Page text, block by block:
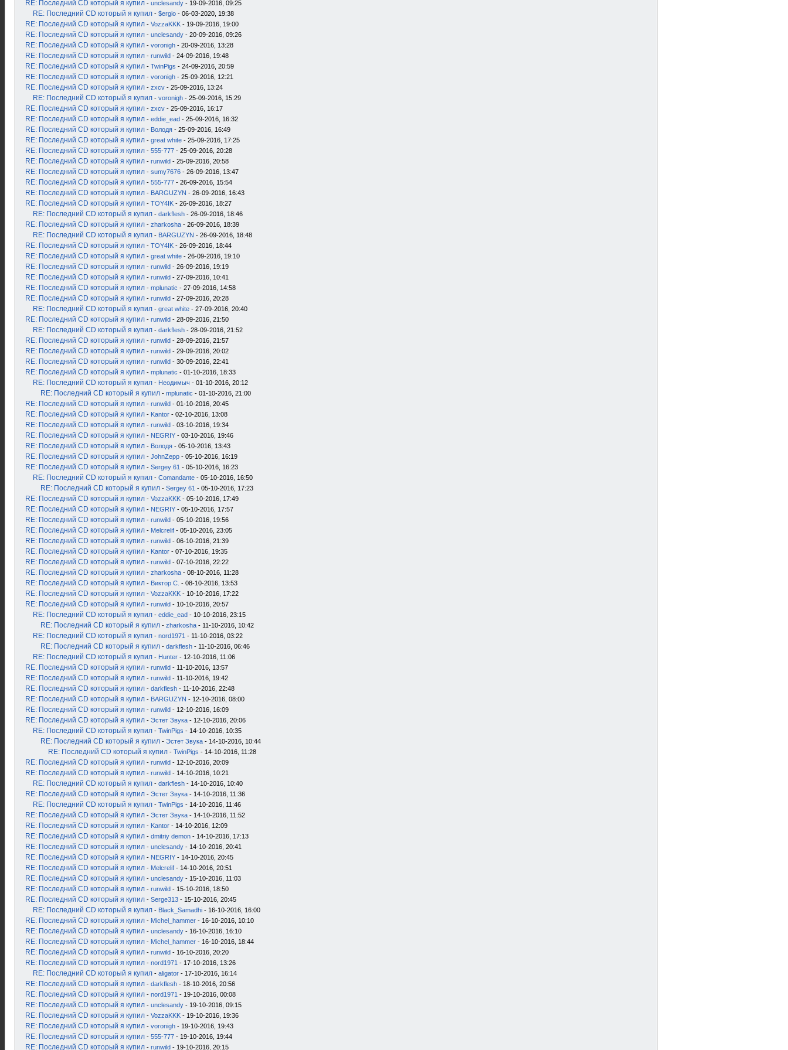
RE: Последний CD который я купил - unclesandy - 19-09-2016, 09:25
RE: Последний CD который я купил - $ergio - 06-03-2020, 19:38
RE: Последний CD который я купил - VozzaKKK - 19-09-2016, 19:00
RE: Последний CD который я купил - unclesandy - 20-09-2016, 09:26
RE: Последний CD который я купил - voronigh - 20-09-2016, 13:28
RE: Последний CD который я купил - runwild - 24-09-2016, 19:48
RE: Последний CD который я купил - TwinPigs - 24-09-2016, 20:59
RE: Последний CD который я купил - voronigh - 25-09-2016, 12:21
RE: Последний CD который я купил - zxcv - 25-09-2016, 13:24
RE: Последний CD который я купил - voronigh - 25-09-2016, 15:29
RE: Последний CD который я купил - zxcv - 25-09-2016, 16:17
RE: Последний CD который я купил - eddie_ead - 25-09-2016, 16:32
RE: Последний CD который я купил - Володя - 25-09-2016, 16:49
RE: Последний CD который я купил - great white - 25-09-2016, 17:25
RE: Последний CD который я купил - 555-777 - 25-09-2016, 20:28
RE: Последний CD который я купил - runwild - 25-09-2016, 20:58
RE: Последний CD который я купил - sumy7676 - 26-09-2016, 13:47
RE: Последний CD который я купил - 555-777 - 26-09-2016, 15:54
RE: Последний CD который я купил - BARGUZYN - 26-09-2016, 16:43
RE: Последний CD который я купил - TOY4IK - 26-09-2016, 18:27
RE: Последний CD который я купил - darkflesh - 26-09-2016, 18:46
RE: Последний CD который я купил - zharkosha - 26-09-2016, 18:39
RE: Последний CD который я купил - BARGUZYN - 26-09-2016, 18:48
RE: Последний CD который я купил - TOY4IK - 26-09-2016, 18:44
RE: Последний CD который я купил - great white - 26-09-2016, 19:10
RE: Последний CD который я купил - runwild - 26-09-2016, 19:19
RE: Последний CD который я купил - runwild - 27-09-2016, 10:41
RE: Последний CD который я купил - mplunatic - 27-09-2016, 14:58
RE: Последний CD который я купил - runwild - 27-09-2016, 20:28
RE: Последний CD который я купил - great white - 27-09-2016, 20:40
RE: Последний CD который я купил - runwild - 28-09-2016, 21:50
RE: Последний CD который я купил - darkflesh - 28-09-2016, 21:52
RE: Последний CD который я купил - runwild - 28-09-2016, 21:57
RE: Последний CD который я купил - runwild - 29-09-2016, 20:02
RE: Последний CD который я купил - runwild - 30-09-2016, 22:41
RE: Последний CD который я купил - mplunatic - 01-10-2016, 18:33
RE: Последний CD который я купил - Неодимыч - 01-10-2016, 20:12
RE: Последний CD который я купил - mplunatic - 01-10-2016, 21:00
RE: Последний CD который я купил - runwild - 01-10-2016, 20:45
RE: Последний CD который я купил - Kantor - 02-10-2016, 13:08
RE: Последний CD который я купил - runwild - 03-10-2016, 19:34
RE: Последний CD который я купил - NEGRIY - 03-10-2016, 19:46
RE: Последний CD который я купил - Володя - 05-10-2016, 13:43
RE: Последний CD который я купил - JohnZepp - 05-10-2016, 16:19
RE: Последний CD который я купил - Sergey 61 - 05-10-2016, 16:23
RE: Последний CD который я купил - Comandante - 05-10-2016, 16:50
RE: Последний CD который я купил - Sergey 61 - 05-10-2016, 17:23
RE: Последний CD который я купил - VozzaKKK - 05-10-2016, 17:49
RE: Последний CD который я купил - NEGRIY - 05-10-2016, 17:57
RE: Последний CD который я купил - runwild - 05-10-2016, 19:56
RE: Последний CD который я купил - Melcrelif - 05-10-2016, 23:05
RE: Последний CD который я купил - runwild - 06-10-2016, 21:39
RE: Последний CD который я купил - Kantor - 07-10-2016, 19:35
RE: Последний CD который я купил - runwild - 07-10-2016, 22:22
RE: Последний CD который я купил - zharkosha - 08-10-2016, 11:28
RE: Последний CD который я купил - Виктор С. - 08-10-2016, 13:53
RE: Последний CD который я купил - VozzaKKK - 10-10-2016, 17:22
RE: Последний CD который я купил - runwild - 10-10-2016, 20:57
RE: Последний CD который я купил - eddie_ead - 10-10-2016, 23:15
RE: Последний CD который я купил - zharkosha - 11-10-2016, 10:42
RE: Последний CD который я купил - nord1971 - 11-10-2016, 03:22
RE: Последний CD который я купил - darkflesh - 11-10-2016, 06:46
RE: Последний CD который я купил - Hunter - 12-10-2016, 11:06
RE: Последний CD который я купил - runwild - 11-10-2016, 13:57
RE: Последний CD который я купил - runwild - 11-10-2016, 19:42
RE: Последний CD который я купил - darkflesh - 11-10-2016, 22:48
RE: Последний CD который я купил - BARGUZYN - 12-10-2016, 08:00
RE: Последний CD который я купил - runwild - 12-10-2016, 16:09
RE: Последний CD который я купил - Эстет Звука - 12-10-2016, 20:06
RE: Последний CD который я купил - TwinPigs - 14-10-2016, 10:35
RE: Последний CD который я купил - Эстет Звука - 14-10-2016, 10:44
RE: Последний CD который я купил - TwinPigs - 14-10-2016, 11:28
RE: Последний CD который я купил - runwild - 12-10-2016, 20:09
RE: Последний CD который я купил - runwild - 14-10-2016, 10:21
RE: Последний CD который я купил - darkflesh - 14-10-2016, 10:40
RE: Последний CD который я купил - Эстет Звука - 14-10-2016, 11:36
RE: Последний CD который я купил - TwinPigs - 14-10-2016, 11:46
RE: Последний CD который я купил - Эстет Звука - 14-10-2016, 11:52
RE: Последний CD который я купил - Kantor - 14-10-2016, 12:09
RE: Последний CD который я купил - dmitriy demon - 14-10-2016, 17:13
RE: Последний CD который я купил - unclesandy - 14-10-2016, 20:41
RE: Последний CD который я купил - NEGRIY - 14-10-2016, 20:45
RE: Последний CD который я купил - Melcrelif - 14-10-2016, 20:51
RE: Последний CD который я купил - unclesandy - 15-10-2016, 11:03
RE: Последний CD который я купил - runwild - 15-10-2016, 18:50
RE: Последний CD который я купил - Serge313 - 15-10-2016, 20:45
RE: Последний CD который я купил - Black_Samadhi - 16-10-2016, 16:00
RE: Последний CD который я купил - Michel_hammer - 16-10-2016, 10:10
RE: Последний CD который я купил - unclesandy - 16-10-2016, 16:10
RE: Последний CD который я купил - Michel_hammer - 16-10-2016, 18:44
RE: Последний CD который я купил - runwild - 16-10-2016, 20:20
RE: Последний CD который я купил - nord1971 - 17-10-2016, 13:26
RE: Последний CD который я купил - aligator - 17-10-2016, 16:14
RE: Последний CD который я купил - darkflesh - 18-10-2016, 20:56
RE: Последний CD который я купил - nord1971 - 19-10-2016, 00:08
RE: Последний CD который я купил - unclesandy - 19-10-2016, 09:15
RE: Последний CD который я купил - VozzaKKK - 19-10-2016, 19:36
RE: Последний CD который я купил - voronigh - 19-10-2016, 19:43
RE: Последний CD который я купил - 555-777 - 19-10-2016, 19:44
RE: Последний CD который я купил - runwild - 19-10-2016, 20:15